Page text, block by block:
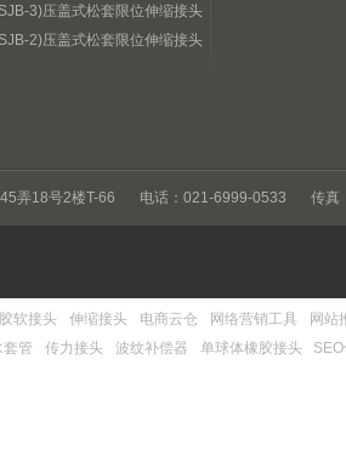
3)压盖式松套限位伸缩接头
2)压盖式松套限位伸缩接头
弄18号2楼T-66 电话：021-6999-0533 传真
软接头 伸缩接头 电商云仓 网络营销工具
网站
套管 传力接头 波纹补偿器 单球体橡胶接头